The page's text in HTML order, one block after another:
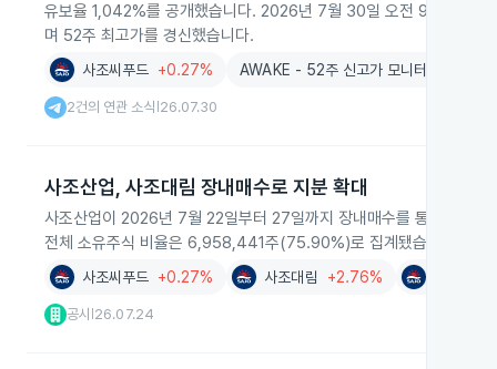
유보율 1,042%를 공개했습니다. 2026년 7월 30일 오전 9시 32분
며 52주 최고가를 경신했습니다.
사조씨푸드 +0.27% AWAKE - 52주 신고가 모니터링
2건의 연관 소식 26.07.30
사조산업, 사조대림 장내매수로 지분 확대
사조산업이 2026년 7월 22일부터 27일까지 장내매수를 통해 사조
전체 소유주식 비율은 6,958,441주(75.90%)로 집계됐습니다. 공시
사조씨푸드 +0.27% 사조대림 +2.76%
공시 26.07.24